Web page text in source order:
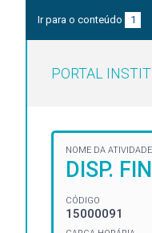
Ir para o conteúdo 1
PORTAL
NOME DA ATIVIDADE
DISP.
CÓDIGO
15000091